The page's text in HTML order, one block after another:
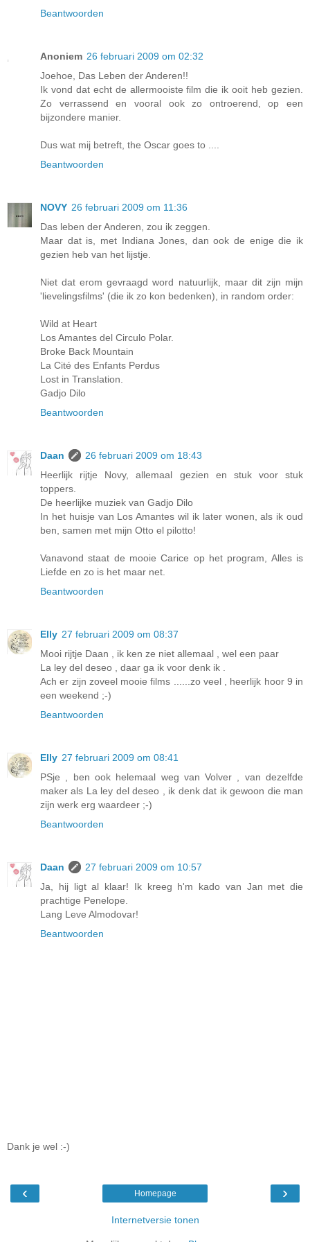
Beantwoorden
Anoniem 26 februari 2009 om 02:32
Joehoe, Das Leben der Anderen!!
Ik vond dat echt de allermooiste film die ik ooit heb gezien.
Zo verrassend en vooral ook zo ontroerend, op een
bijzondere manier.
Dus wat mij betreft, the Oscar goes to ....
Beantwoorden
NOVY 26 februari 2009 om 11:36
Das leben der Anderen, zou ik zeggen.
Maar dat is, met Indiana Jones, dan ook de enige die ik
gezien heb van het lijstje.
Niet dat erom gevraagd word natuurlijk, maar dit zijn mijn
'lievelingsfilms' (die ik zo kon bedenken), in random order:
Wild at Heart
Los Amantes del Circulo Polar.
Broke Back Mountain
La Cité des Enfants Perdus
Lost in Translation.
Gadjo Dilo
Beantwoorden
Daan
26 februari 2009 om 18:43
Heerlijk rijtje Novy, allemaal gezien en stuk voor stuk
toppers.
De heerlijke muziek van Gadjo Dilo
In het huisje van Los Amantes wil ik later wonen, als ik oud
ben, samen met mijn Otto el pilotto!
Vanavond staat de mooie Carice op het program, Alles is
Liefde en zo is het maar net.
Beantwoorden
Elly 27 februari 2009 om 08:37
Mooi rijtje Daan , ik ken ze niet allemaal , wel een paar
La ley del deseo , daar ga ik voor denk ik .
Ach er zijn zoveel mooie films ......zo veel , heerlijk hoor 9 in
een weekend ;-)
Beantwoorden
Elly 27 februari 2009 om 08:41
PSje , ben ook helemaal weg van Volver , van dezelfde
maker als La ley del deseo , ik denk dat ik gewoon die man
zijn werk erg waardeer ;-)
Beantwoorden
Daan
27 februari 2009 om 10:57
Ja, hij ligt al klaar! Ik kreeg h'm kado van Jan met die
prachtige Penelope.
Lang Leve Almodovar!
Beantwoorden
Dank je wel :-)
‹ ›
Homepage
Internetversie tonen